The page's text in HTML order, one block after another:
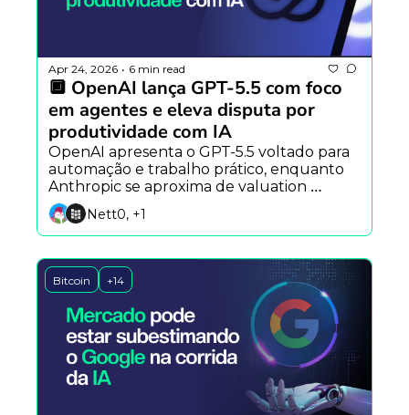
Apr 24, 2026 • 6 min read
🔲 OpenAI lança GPT-5.5 com foco
em agentes e eleva disputa por
produtividade com IA
OpenAI apresenta o GPT-5.5 voltado para
automação e trabalho prático, enquanto
Anthropic se aproxima de valuation
trilionário e debate sobre descentralização
volta ao centro com a Arbitrum.
Nett0, +1
Bitcoin +14